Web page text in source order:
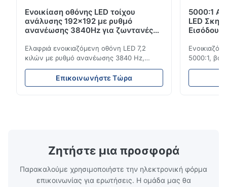
Ενοικίαση οθόνης LED τοίχου
ανάλυσης 192x192 με ρυθμό
ανανέωσης 3840Hz για ζωντανές
Ελαφριά ενοικιαζόμενη οθόνη LED 7,2
κιλών με ρυθμό ανανέωσης 3840 Hz,
φωτεινότητα 700 cd/m² και ανάλυση
192x192. Ιδανικό για ζωντανές εκδηλώσεις
με εύκολη εγκατάσταση και παγκόσμια
Επικοινωνήστε Τώρα
5000:1
LED
Εισόδου
5000:1,
ανανέωσης
Ζητήστε μια προσφορά
Παρακαλούμε χρησιμοποιήστε την ηλεκτρονική φόρμα
επικοινωνίας για ερωτήσεις. Η ομάδα μας θα